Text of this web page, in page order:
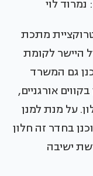
נמרוד לוי
מתכת
היישר לקומת
גם המשרד
אורגניים,
על מנת למנן
בחדר זה חלון
ישיבה